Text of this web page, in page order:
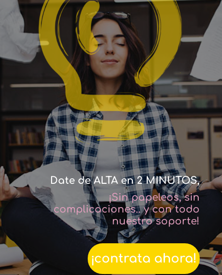
Date de ALTA en 2 MINUTOS,
¡Sin papeleos, sin
complicaciones.. y con todo
nuestro soporte!
¡contrata ahora!